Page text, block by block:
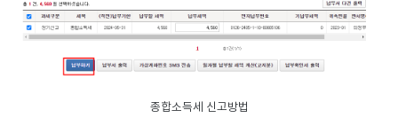
종합소득세 신고방법